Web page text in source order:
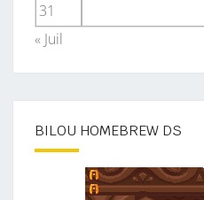
31
« Juil
BILOU HOMEBREW DS